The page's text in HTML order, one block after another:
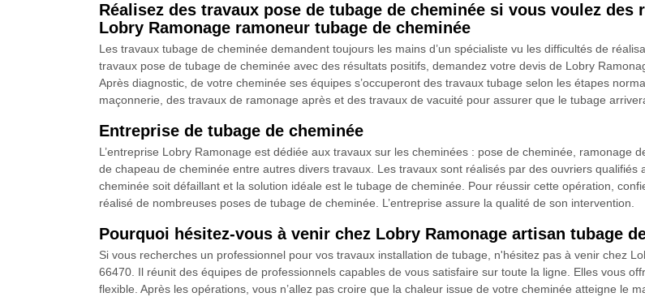
Réalisez des travaux pose de tubage de cheminée si vous voulez
Lobry Ramonage ramoneur tubage de cheminée
Les travaux tubage de cheminée demandent toujours les mains d’un spécialiste vu les difficultés de
travaux pose de tubage de cheminée avec des résultats positifs, demandez votre devis de Lobry
Après diagnostic, de votre cheminée ses équipes s’occuperont des travaux tubage selon les étapes
maçonnerie, des travaux de ramonage après et des travaux de vacuité pour assurer que le tubage
Entreprise de tubage de cheminée
L’entreprise Lobry Ramonage est dédiée aux travaux sur les cheminées : pose de cheminée, ramonage
de chapeau de cheminée entre autres divers travaux. Les travaux sont réalisés par des ouvriers
cheminée soit défaillant et la solution idéale est le tubage de cheminée. Pour réussir cette opération,
réalisé de nombreuses poses de tubage de cheminée. L’entreprise assure la qualité de son intervention.
Pourquoi hésitez-vous à venir chez Lobry Ramonage artisan tubage
Si vous recherches un professionnel pour vos travaux installation de tubage, n'hésitez pas à venir chez
66470. Il réunit des équipes de professionnels capables de vous satisfaire sur toute la ligne. Elles vous
flexible. Après les opérations, vous n’allez pas croire que la chaleur issue de votre cheminée atteigne le